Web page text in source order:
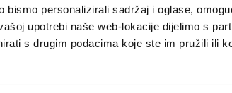
bismo personalizirali sadržaj i oglase,
upotrebi naše web-lokacije dijelimo s
s drugim podacima koje ste im pružili ili